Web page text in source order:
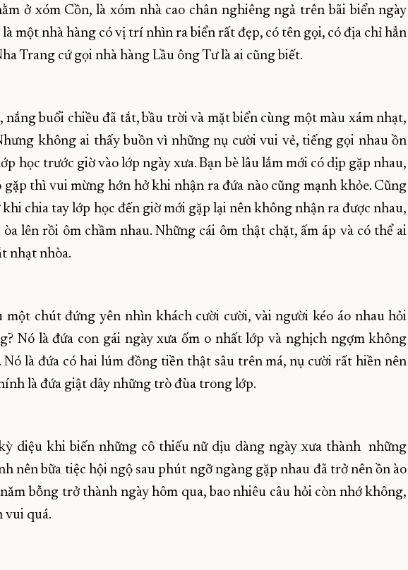
ở xóm Cồn, là xóm nhà cao chân nghiêng ngả trên bãi biển ngày
là một nhà hàng có vị trí nhìn ra biển rất đẹp, có tên gọi, có địa chỉ hẳn
Trang cứ gọi nhà hàng Lầu ông Tư là ai cũng biết.
buổi chiều đã tắt, bầu trời và mặt biển cùng một màu xám nhạt,
không ai thấy buồn vì những nụ cười vui vẻ, tiếng gọi nhau ồn
học trước giờ vào lớp ngày xưa. Bạn bè lâu lắm mới có dịp gặp nhau,
thì vui mừng hớn hở khi nhận ra đứa nào cũng mạnh khỏe. Cũng
chia tay lớp học đến giờ mới gặp lại nên không nhận ra được nhau,
lên rồi ôm chầm nhau. Những cái ôm thật chặt, ấm áp và có thể ai
nhạt nhòa.
một chút đứng yên nhìn khách cười cười, vài người kéo áo nhau hỏi
Nó là đứa con gái ngày xưa ốm o nhất lớp và nghịch ngợm không
là đứa có hai lúm đồng tiền thật sâu trên má, nụ cười rất hiền nên
là đứa giật dây những trò đùa trong lớp.
diệu khi biến những cô thiếu nữ dịu dàng ngày xưa thành những
nên bữa tiệc hội ngộ sau phút ngỡ ngàng gặp nhau đã trở nên ồn ào
bỗng trở thành ngày hôm qua, bao nhiêu câu hỏi còn nhớ không,
vui quá.